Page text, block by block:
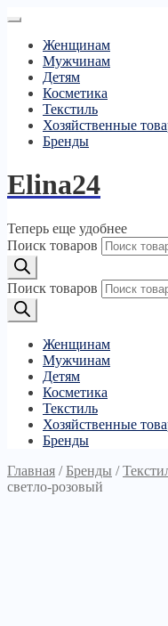
Женщинам
Мужчинам
Детям
Косметика
Текстиль
Хозяйственные
Бренды
Elina24
Теперь еще удобнее
Поиск товаров
Поиск товаров
Женщинам
Мужчинам
Детям
Косметика
Текстиль
Хозяйственные
Бренды
Главная /Бренды /
светло-розовый